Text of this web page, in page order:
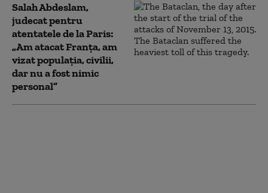
Salah Abdeslam,
judecat pentru
atentatele de la Paris:
„Am atacat Franţa, am
vizat populaţia, civilii,
dar nu a fost nimic
personal”